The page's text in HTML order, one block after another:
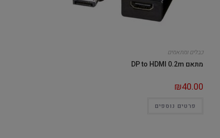
כבלים ומתאמים
מתאם DP to HDMI 0.2m
₪40.00
פרטים נוספים